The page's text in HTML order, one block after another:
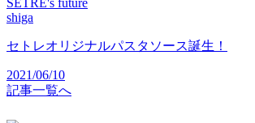
SETRE's future
shiga
セトレオリジナルパスタソース誕生！
2021/06/10
記事一覧へ